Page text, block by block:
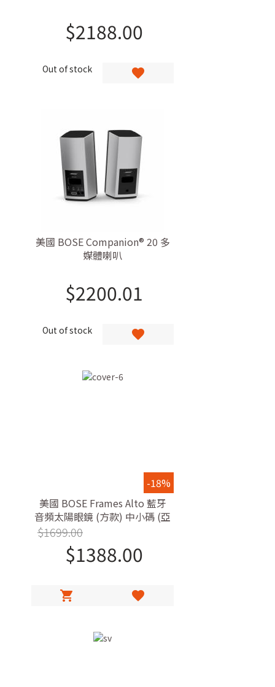
$2188.00
Out of stock
美國 BOSE Companion® 20 多
媒體喇叭
$2200.01
Out of stock
-18%
美國 BOSE Frames Alto 藍牙
音頻太陽眼鏡 (方款) 中小碼 (亞
$1699.00
$1388.00